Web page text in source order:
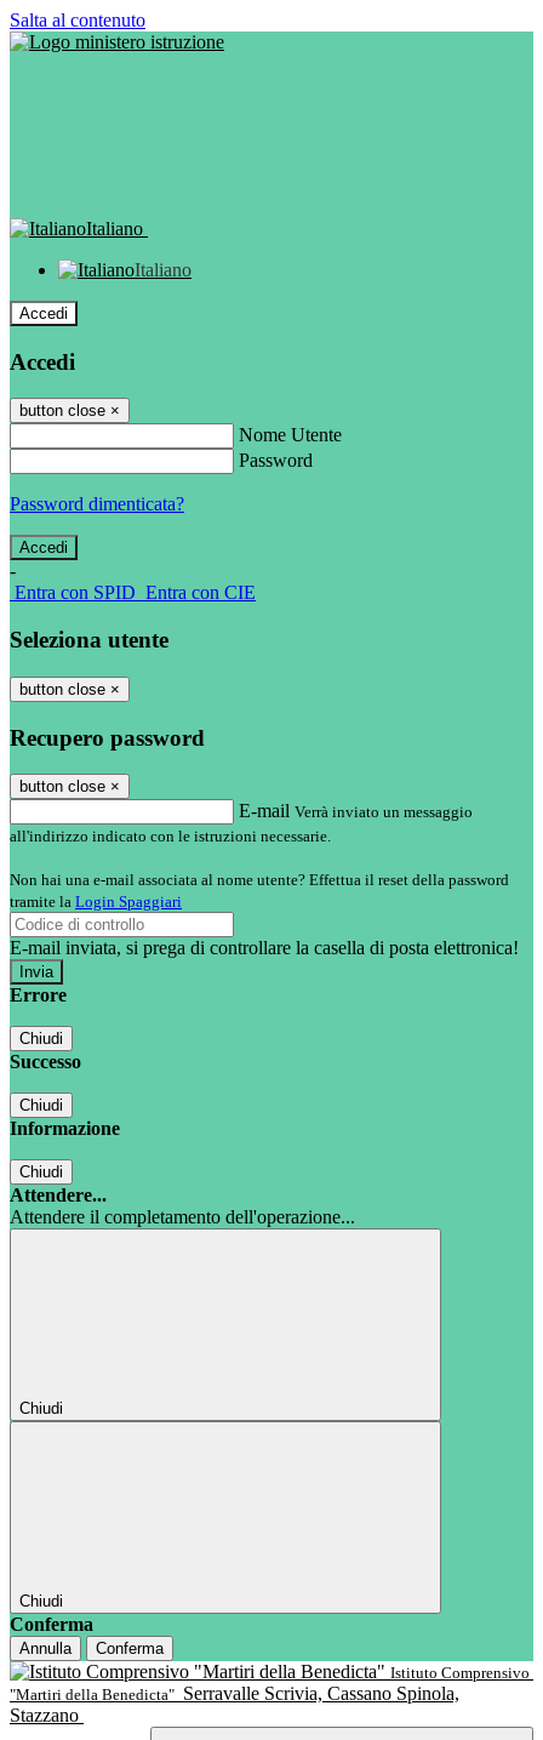
Salta al contenuto
Italiano
Italiano
Accedi
Accedi
button close ×
Nome Utente
Password
Password dimenticata?
-
Entra con SPID Entra con CIE
Seleziona utente
button close ×
Recupero password
button close ×
E-mail Verrà inviato un messaggio
all'indirizzo indicato con le istruzioni necessarie.
Non hai una e-mail associata al nome utente? Effettua il reset della password
tramite la Login Spaggiari
E-mail inviata, si prega di controllare la casella di posta elettronica!
Errore
Chiudi
Successo
Chiudi
Informazione
Chiudi
Attendere...
Attendere il completamento dell'operazione...
Chiudi
Chiudi
Conferma
Annulla
Conferma
Istituto Comprensivo
"Martiri della Benedicta" Serravalle Scrivia, Cassano Spinola,
Stazzano